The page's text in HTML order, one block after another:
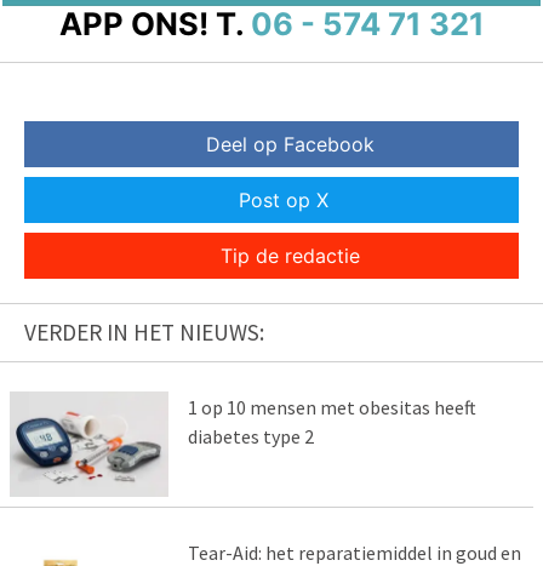
APP ONS! T. 06 - 574 71 321
Deel op Facebook
Post op X
Tip de redactie
VERDER IN HET NIEUWS:
1 op 10 mensen met obesitas heeft
diabetes type 2
Tear-Aid: het reparatiemiddel in goud en